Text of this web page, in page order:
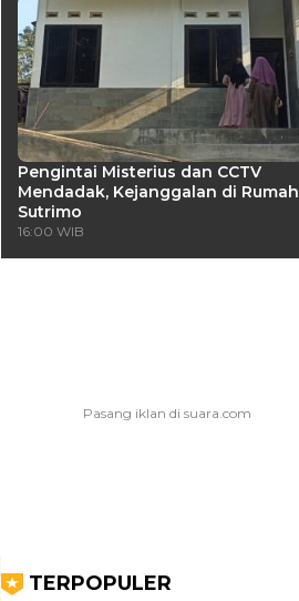
Pengintai Misterius dan CCTV
Mendadak, Kejanggalan di Rumah
Sutrimo
16:00 WIB
TERPOPULER